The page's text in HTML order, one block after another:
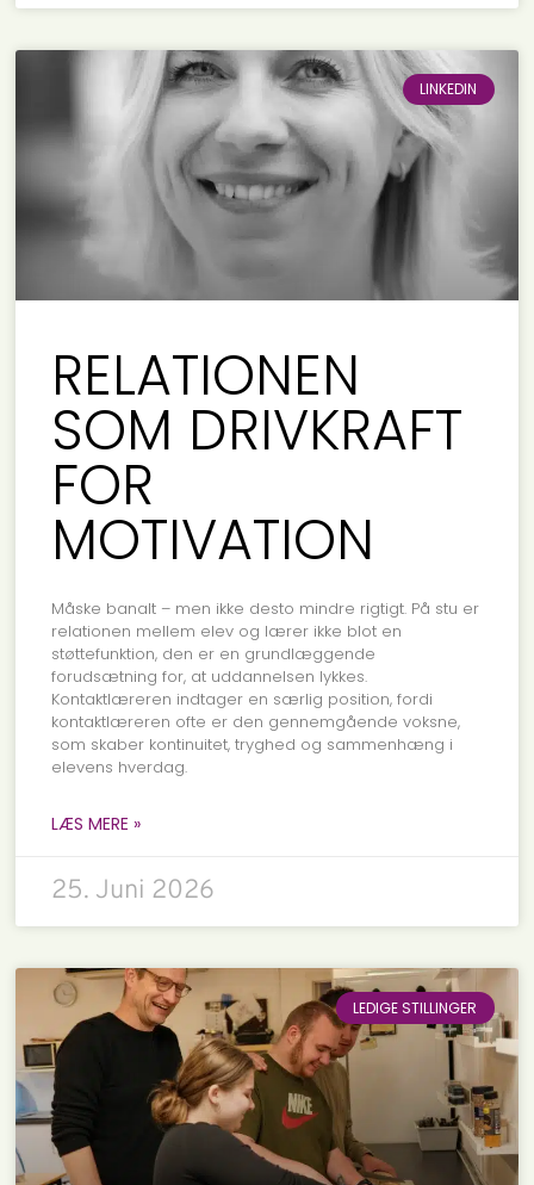
LINKEDIN
RELATIONEN
SOM DRIVKRAFT
FOR
MOTIVATION
Måske banalt – men ikke desto mindre rigtigt. På stu er
relationen mellem elev og lærer ikke blot en
støttefunktion, den er en grundlæggende
forudsætning for, at uddannelsen lykkes.
Kontaktlæreren indtager en særlig position, fordi
kontaktlæreren ofte er den gennemgående voksne,
som skaber kontinuitet, tryghed og sammenhæng i
elevens hverdag.
LÆS MERE »
25. Juni 2026
LEDIGE STILLINGER